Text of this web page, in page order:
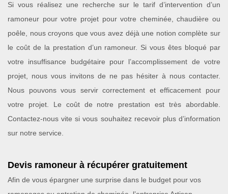
Si vous réalisez une recherche sur le tarif d’intervention d’un
ramoneur pour votre projet pour votre cheminée, chaudière ou
poêle, nous croyons que vous avez déjà une notion complète sur
le coût de la prestation d’un ramoneur. Si vous êtes bloqué par
votre insuffisance budgétaire pour l’accomplissement de votre
projet, nous vous invitons de ne pas hésiter à nous contacter.
Nous pouvons vous servir correctement et efficacement pour
votre projet. Le coût de notre prestation est très abordable.
Contactez-nous vite si vous souhaitez recevoir plus d’information
sur notre service.
Devis ramoneur à récupérer gratuitement
Afin de vous épargner une surprise dans le budget pour vos